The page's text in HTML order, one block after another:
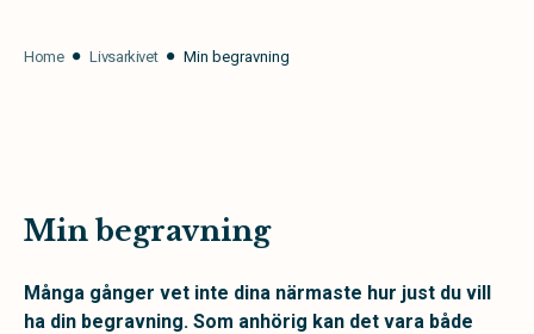
Home Livsarkivet Min begravning
Min begravning
Många gånger vet inte dina närmaste hur just du vill
ha din begravning. Som anhörig kan det vara både